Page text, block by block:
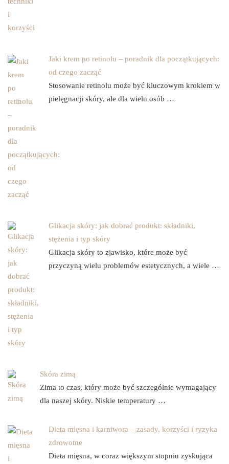
Jaki krem po retinolu – poradnik dla początkujących:
od czego zacząć
Stosowanie retinolu może być kluczowym krokiem w
pielęgnacji skóry, ale dla wielu osób …
Glikacja skóry: jak dobrać produkt: składniki,
stężenia i typ skóry
Glikacja skóry to zjawisko, które może być
przyczyną wielu problemów estetycznych, a wiele …
Skóra zimą
Zima to czas, który może być szczególnie wymagający
dla naszej skóry. Niskie temperatury …
Dieta mięsna i karniwora – zasady, korzyści i ryzyka
zdrowotne
Dieta mięsna, w coraz większym stopniu zyskująca